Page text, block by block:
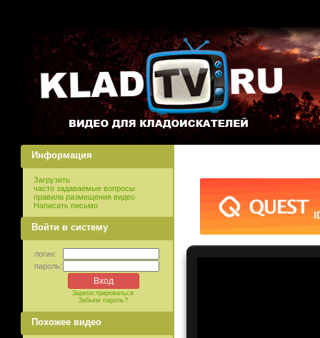
Информация
Загрузить
часто задаваемые вопросы
правила размещения видео
Написать письмо
Войти в систему
логин:
пароль:
Зарегистрироваться
Забыли пароль?
Похожее видео